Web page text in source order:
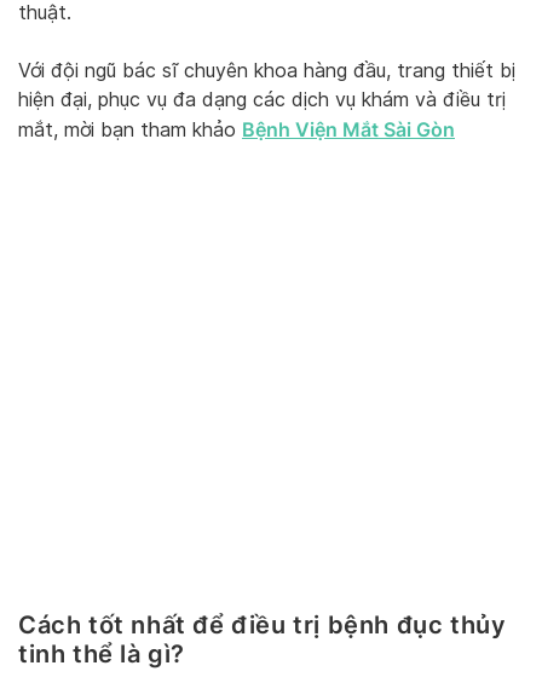
thuật.
Với đội ngũ bác sĩ chuyên khoa hàng đầu, trang thiết bị
hiện đại, phục vụ đa dạng các dịch vụ khám và điều trị
mắt, mời bạn tham khảo Bệnh Viện Mắt Sài Gòn
Cách tốt nhất để điều trị bệnh đục thủy
tinh thể là gì?